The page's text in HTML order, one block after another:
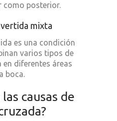
como posterior.
mixta
es una condición
varios tipos de
diferentes áreas
boca.
causas de